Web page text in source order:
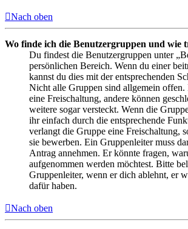
Nach oben
Wo finde ich die Benutzergruppen und wie
Du findest die Benutzergruppen unter
persönlichen Bereich. Wenn du einer
kannst du dies mit der entsprechenden
Nicht alle Gruppen sind allgemein offen.
eine Freischaltung, andere können
weitere sogar versteckt. Wenn die
ihr einfach durch die entsprechende
verlangt die Gruppe eine Freischaltung,
sie bewerben. Ein Gruppenleiter muss
Antrag annehmen. Er könnte fragen,
aufgenommen werden möchtest. Bitte
Gruppenleiter, wenn er dich ablehnt, er
dafür haben.
Nach oben